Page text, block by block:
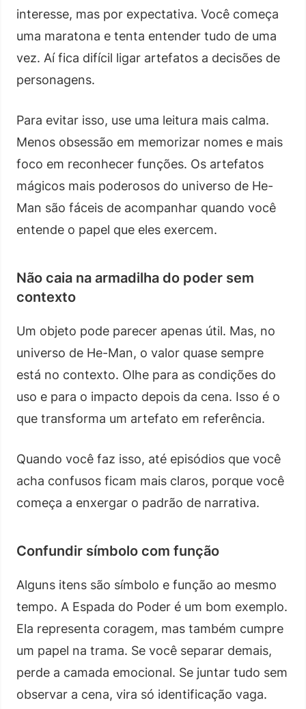
interesse, mas por expectativa. Você começa
uma maratona e tenta entender tudo de uma
vez. Aí fica difícil ligar artefatos a decisões de
personagens.
Para evitar isso, use uma leitura mais calma.
Menos obsessão em memorizar nomes e mais
foco em reconhecer funções. Os artefatos
mágicos mais poderosos do universo de He-
Man são fáceis de acompanhar quando você
entende o papel que eles exercem.
Não caia na armadilha do poder sem
contexto
Um objeto pode parecer apenas útil. Mas, no
universo de He-Man, o valor quase sempre
está no contexto. Olhe para as condições do
uso e para o impacto depois da cena. Isso é o
que transforma um artefato em referência.
Quando você faz isso, até episódios que você
acha confusos ficam mais claros, porque você
começa a enxergar o padrão de narrativa.
Confundir símbolo com função
Alguns itens são símbolo e função ao mesmo
tempo. A Espada do Poder é um bom exemplo.
Ela representa coragem, mas também cumpre
um papel na trama. Se você separar demais,
perde a camada emocional. Se juntar tudo sem
observar a cena, vira só identificação vaga.